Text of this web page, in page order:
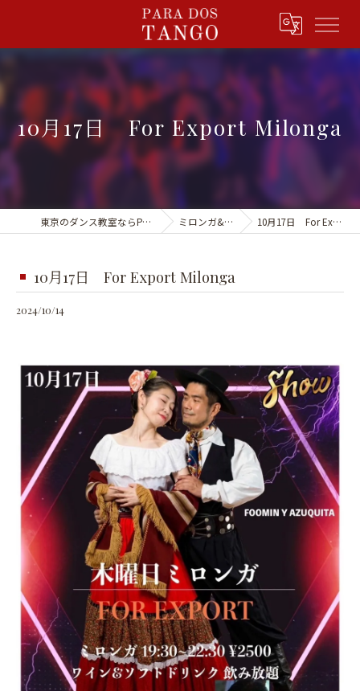
10月17日 For Export Milonga
東京のダンス教室ならPARA DOS TANGO ミロンガ&イベント 10月17日 For Export Milonga
10月17日 For Export Milonga
2024/10/14